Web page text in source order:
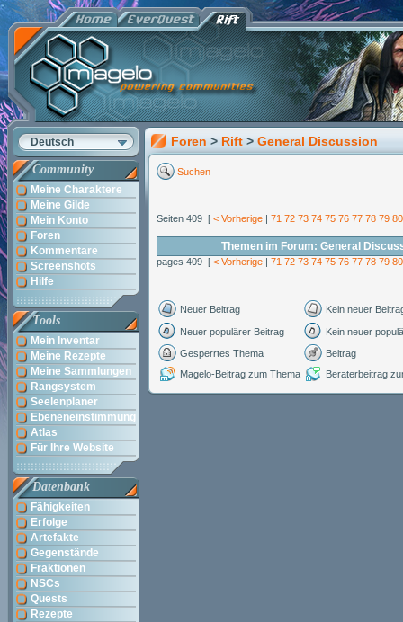
Deutsch
Community
Meine Charaktere
Meine Gilde
Mein Konto
Foren
Kommentare
Screenshots
Hilfe
Tools
Mein Inventar
Meine Rezepte
Meine Sammlungen
Rangsystem
Seelenplaner
Ebeneneinstimmung
Atlas
Für Ihre Website
Datenbank
Fähigkeiten
Erfolge
Artefakte
Gegenstände
Fraktionen
NSCs
Quests
Rezepte
Foren > Rift > General Discussion
Suchen
Seiten 409 [ < Vorherige | 71 72 73 74 75 76 77 78 79 80
Themen im Forum: General
pages 409 [ < Vorherige | 71 72 73 74 75 76 77 78 79 80
Neuer Beitrag Kein neuer
Neuer populärer Beitrag
Kein neuer
Gesperrtes Thema
Beitrag
Magelo-Beitrag zum Thema
Beraterbeitrag